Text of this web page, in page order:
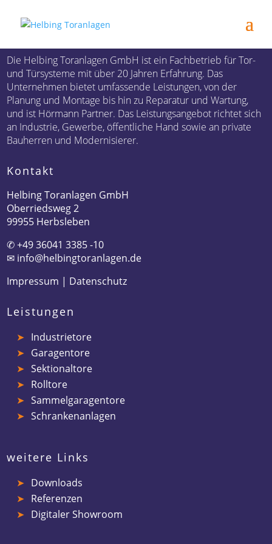
Die Helbing Toranlagen GmbH ist ein Fachbetrieb für Tor-
und Türsysteme mit über 20 Jahren Erfahrung. Das
Unternehmen bietet umfassende Leistungen, von der
Planung und Montage bis hin zu Reparatur und Wartung,
und ist Hörmann Partner. Das Leistungsangebot richtet sich
an Industrie, Gewerbe, öffentliche Hand sowie an private
Bauherren und Modernisierer.
Kontakt
Helbing Toranlagen GmbH
Oberriedsweg 2
99955 Herbsleben
✆+49 36041 3385 -10
✉ info@helbingtoranlagen.de
Impressum | Datenschutz
Leistungen
Industrietore
Garagentore
Sektionaltore
Rolltore
Sammelgaragentore
Schrankenanlagen
weitere Links
Downloads
Referenzen
Digitaler Showroom